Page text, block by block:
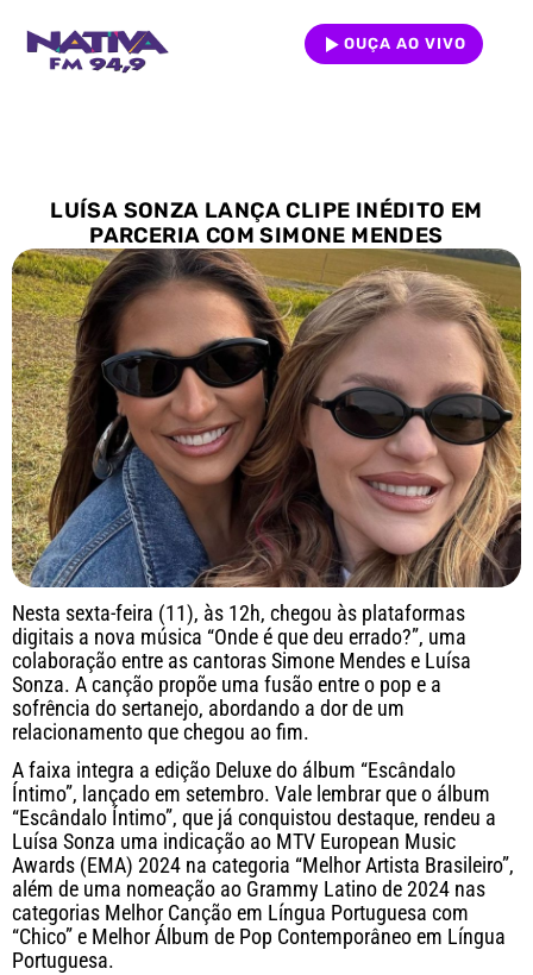
OUÇA AO VIVO
LUÍSA SONZA LANÇA CLIPE INÉDITO EM
PARCERIA COM SIMONE MENDES
Nesta sexta-feira (11), às 12h, chegou às plataformas
digitais a nova música “Onde é que deu errado?”, uma
colaboração entre as cantoras Simone Mendes e Luísa
Sonza. A canção propõe uma fusão entre o pop e a
sofrência do sertanejo, abordando a dor de um
relacionamento que chegou ao fim.
A faixa integra a edição Deluxe do álbum “Escândalo
Íntimo”, lançado em setembro. Vale lembrar que o álbum
“Escândalo Íntimo”, que já conquistou destaque, rendeu a
Luísa Sonza uma indicação ao MTV European Music
Awards (EMA) 2024 na categoria “Melhor Artista Brasileiro”,
além de uma nomeação ao Grammy Latino de 2024 nas
categorias Melhor Canção em Língua Portuguesa com
“Chico” e Melhor Álbum de Pop Contemporâneo em Língua
Portuguesa.